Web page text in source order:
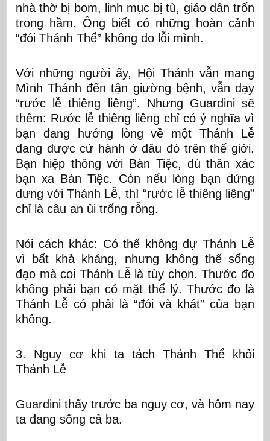
nhà thờ bị bom, linh mục bị tù, giáo dân trốn
trong hầm. Ông biết có những hoàn cảnh
“đói Thánh Thể” không do lỗi mình.
Với những người ấy, Hội Thánh vẫn mang
Mình Thánh đến tận giường bệnh, vẫn dạy
“rước lễ thiêng liêng”. Nhưng Guardini sẽ
thêm: Rước lễ thiêng liêng chỉ có ý nghĩa vì
bạn đang hướng lòng về một Thánh Lễ
đang được cử hành ở đâu đó trên thế giới.
Bạn hiệp thông với Bàn Tiệc, dù thân xác
bạn xa Bàn Tiệc. Còn nếu lòng bạn dửng
dưng với Thánh Lễ, thì “rước lễ thiêng liêng”
chỉ là câu an ủi trống rỗng.
Nói cách khác: Có thể không dự Thánh Lễ
vì bất khả kháng, nhưng không thể sống
đạo mà coi Thánh Lễ là tùy chọn. Thước đo
không phải bạn có mặt thể lý. Thước đo là
Thánh Lễ có phải là “đói và khát” của bạn
không.
3. Nguy cơ khi ta tách Thánh Thể khỏi
Thánh Lễ
Guardini thấy trước ba nguy cơ, và hôm nay
ta đang sống cả ba.